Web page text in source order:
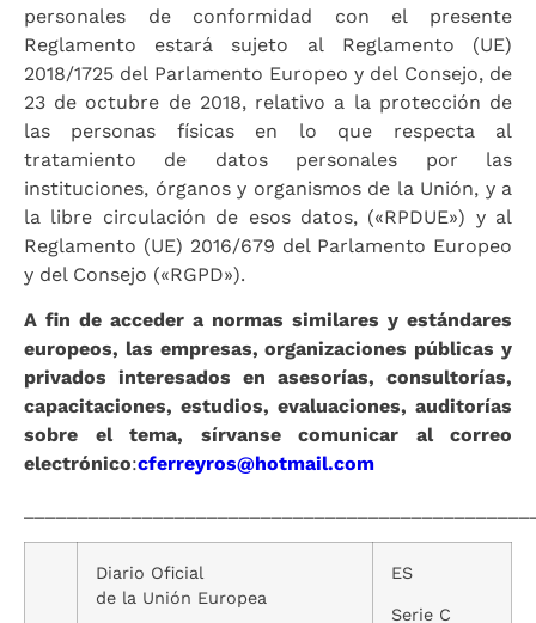
personales de conformidad con el presente
Reglamento estará sujeto al Reglamento (UE)
2018/1725 del Parlamento Europeo y del Consejo, de
23 de octubre de 2018, relativo a la protección de
las personas físicas en lo que respecta al
tratamiento de datos personales por las
instituciones, órganos y organismos de la Unión, y a
la libre circulación de esos datos, («RPDUE») y al
Reglamento (UE) 2016/679 del Parlamento Europeo
y del Consejo («RGPD»).
A fin de acceder a normas similares y estándares
europeos, las empresas, organizaciones públicas y
privados interesados en asesorías, consultorías,
capacitaciones, estudios, evaluaciones, auditorías
sobre el tema, sírvanse comunicar al correo
electrónico:cferreyros@hotmail.com
Diario Oficial
de la Unión Europea
ES
Serie C